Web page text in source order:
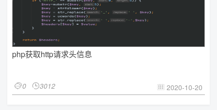
php获取http请求头信息
0 3012  2020-10-20